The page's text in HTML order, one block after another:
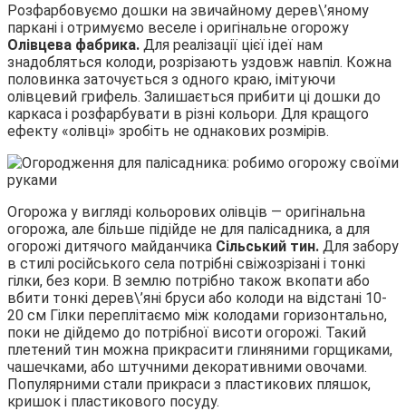
Розфарбовуємо дошки на звичайному дерев\’яному
паркані і отримуємо веселе і оригінальне огорожу
Олівцева фабрика. Для реалізації цієї ідеї нам
знадобляться колоди, розрізають уздовж навпіл. Кожна
половинка заточується з одного краю, імітуючи
олівцевий грифель. Залишається прибити ці дошки до
каркаса і розфарбувати в різні кольори. Для кращого
ефекту «олівці» зробіть не однакових розмірів.
Огорожа у вигляді кольорових олівців — оригінальна
огорожа, але більше підійде не для палісадника, а для
огорожі дитячого майданчика Сільський тин. Для забору
в стилі російського села потрібні свіжозрізані і тонкі
гілки, без кори. В землю потрібно також вкопати або
вбити тонкі дерев\’яні бруси або колоди на відстані 10-
20 см Гілки переплітаємо між колодами горизонтально,
поки не дійдемо до потрібної висоти огорожі. Такий
плетений тин можна прикрасити глиняними горщиками,
чашечками, або штучними декоративними овочами.
Популярними стали прикраси з пластикових пляшок,
кришок і пластикового посуду.